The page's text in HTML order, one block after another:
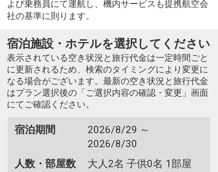
よび乗務員にて運航し、機内サービスも提携航空会
社の基準に則ります。
宿泊施設・ホテルを選択してください
表示されている空き状況と旅行代金は一定時間ごと
に更新されるため、検索のタイミングにより変更に
なる場合がございます。最新の空き状況と旅行代金
はプラン選択後の「ご選択内容の確認・変更」画面
にてご確認ください。
宿泊期間
2026/8/29 ～
2026/8/30
人数・部屋数
大人2名 子供0名 1部屋